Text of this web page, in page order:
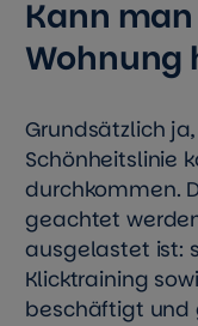
Kann
Wohnung
Grundsätzlich
Schönheitslinie
durchkommen.
geachtet
ausgelastet ist:
Klicktraining
beschäftigt und